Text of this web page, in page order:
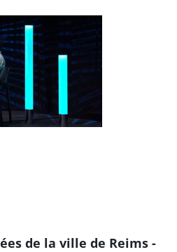
de la ville de Reims -